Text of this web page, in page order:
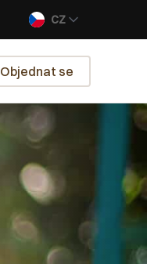
CZ
Objednat se